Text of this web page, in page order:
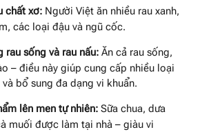
chất xơ:Người Việt ăn nhiều rau xanh,
các loại đậu và ngũ cốc.
rau sống và rau nấu:Ăn cả rau sống,
– điều này giúp cung cấp nhiều loại
bổ sung đa dạng vi khuẩn.
lên men tự nhiên:Sữa chua, dưa
muối được làm tại nhà – giàu vi